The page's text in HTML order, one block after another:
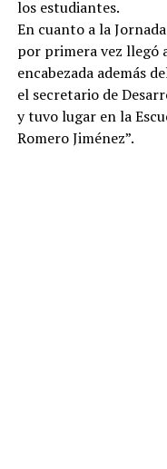
los estudiantes.
En cuanto a la
por primera vez llegó
encabezada además
el secretario de
y tuvo lugar en la
Romero Jiménez”.